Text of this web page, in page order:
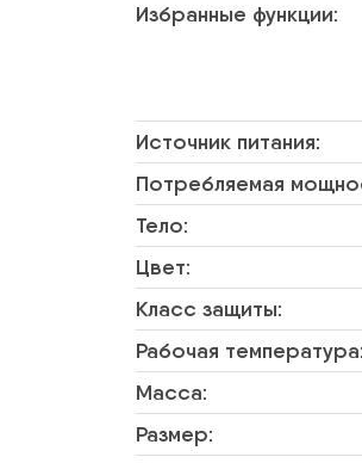
Избранные функции:
Источник питания:
Потребляемая
Тело:
Цвет:
Класс защиты:
Рабочая температура:
Масса:
Размер: